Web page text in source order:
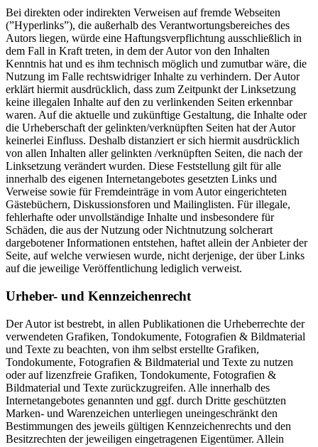
Bei direkten oder indirekten Verweisen auf fremde Webseiten
(”Hyperlinks”), die außerhalb des Verantwortungsbereiches des
Autors liegen, würde eine Haftungsverpflichtung ausschließlich in
dem Fall in Kraft treten, in dem der Autor von den Inhalten
Kenntnis hat und es ihm technisch möglich und zumutbar wäre, die
Nutzung im Falle rechtswidriger Inhalte zu verhindern. Der Autor
erklärt hiermit ausdrücklich, dass zum Zeitpunkt der Linksetzung
keine illegalen Inhalte auf den zu verlinkenden Seiten erkennbar
waren. Auf die aktuelle und zukünftige Gestaltung, die Inhalte oder
die Urheberschaft der gelinkten/verknüpften Seiten hat der Autor
keinerlei Einfluss. Deshalb distanziert er sich hiermit ausdrücklich
von allen Inhalten aller gelinkten /verknüpften Seiten, die nach der
Linksetzung verändert wurden. Diese Feststellung gilt für alle
innerhalb des eigenen Internetangebotes gesetzten Links und
Verweise sowie für Fremdeinträge in vom Autor eingerichteten
Gästebüchern, Diskussionsforen und Mailinglisten. Für illegale,
fehlerhafte oder unvollständige Inhalte und insbesondere für
Schäden, die aus der Nutzung oder Nichtnutzung solcherart
dargebotener Informationen entstehen, haftet allein der Anbieter der
Seite, auf welche verwiesen wurde, nicht derjenige, der über Links
auf die jeweilige Veröffentlichung lediglich verweist.
Urheber- und Kennzeichenrecht
Der Autor ist bestrebt, in allen Publikationen die Urheberrechte der
verwendeten Grafiken, Tondokumente, Fotografien & Bildmaterial
und Texte zu beachten, von ihm selbst erstellte Grafiken,
Tondokumente, Fotografien & Bildmaterial und Texte zu nutzen
oder auf lizenzfreie Grafiken, Tondokumente, Fotografien &
Bildmaterial und Texte zurückzugreifen. Alle innerhalb des
Internetangebotes genannten und ggf. durch Dritte geschützten
Marken- und Warenzeichen unterliegen uneingeschränkt den
Bestimmungen des jeweils gültigen Kennzeichenrechts und den
Besitzrechten der jeweiligen eingetragenen Eigentümer. Allein